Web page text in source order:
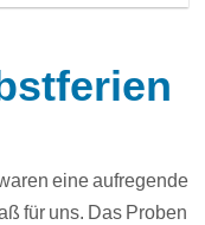
eine aufregende
für uns. Das Proben